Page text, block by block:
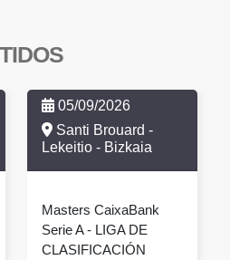
05/09/2026
Santi Brouard -
Lekeitio - Bizkaia
Masters CaixaBank
Serie A- LIGA DE
CLASIFICACIÓN